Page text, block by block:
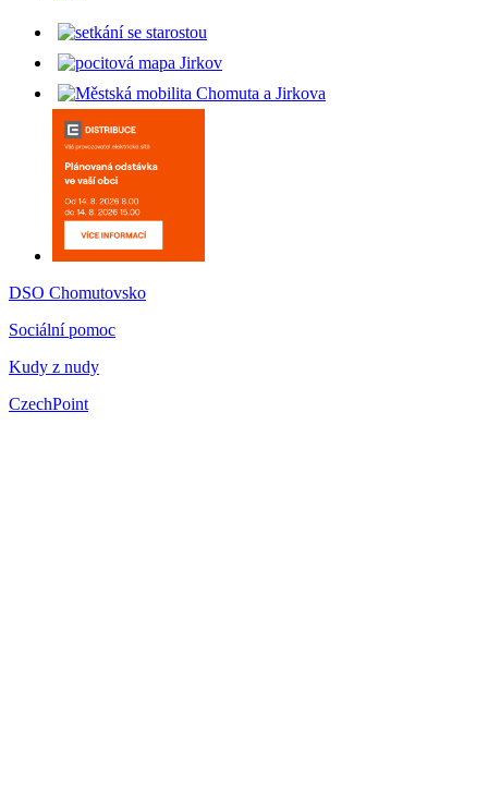
DSO Chomutovsko
Sociální pomoc
Kudy z nudy
CzechPoint